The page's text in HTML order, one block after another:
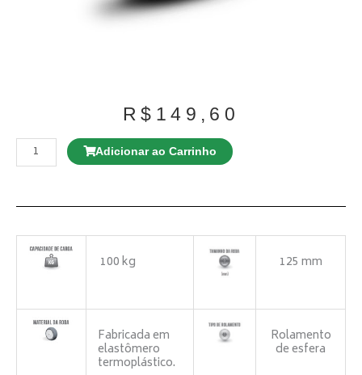
R$ 149,60
Rodízio
GMX
quantidade
Adicionar ao Carrinho
100 kg 125 mm
Fabricada em
elastômero
termoplástico.
Rolamento
de esfera